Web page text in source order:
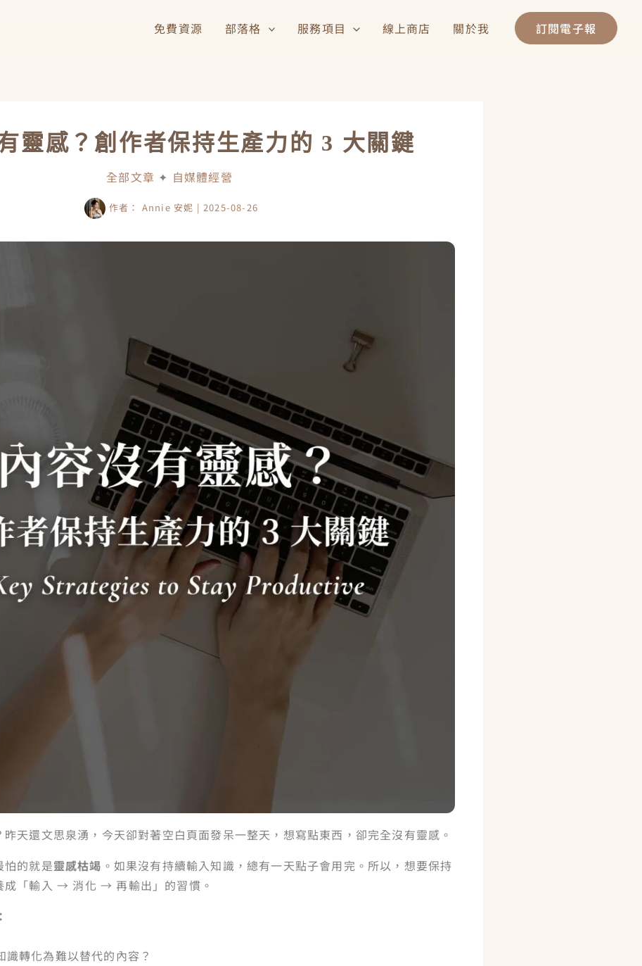
免費資源 部落格 服務項目 線上商店 關於我 訂閱電子報
靈感？創作者保持生產力的 3 大關鍵
全部文章 ✦ 自媒體經營
作者： Annie 安妮 |2025-08-26
天還文思泉湧，今天卻對著空白頁面發呆一整天，想寫點東西，卻完全沒有靈感。
怕的就是靈感枯竭 。如果沒有持續輸入知識，總有一天點子會用完。所以，想要保持
成「輸入 → 消化 → 再輸出」的習慣。
轉化為難以替代的內容？